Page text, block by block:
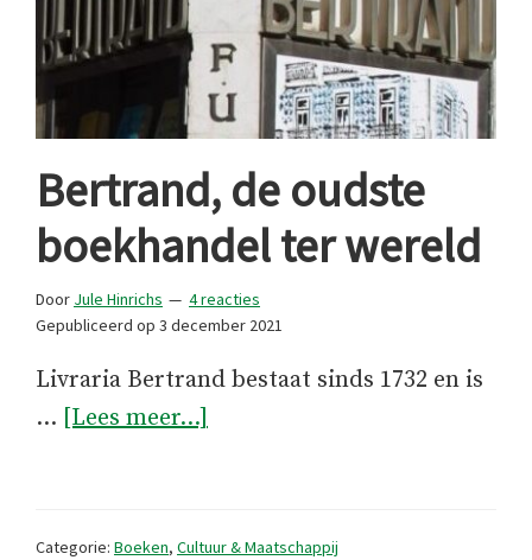
Bertrand, de oudste
boekhandel ter wereld
Door Jule Hinrichs
4 reacties
Gepubliceerd op 3 december 2021
Livraria Bertrand bestaat sinds 1732 en is
… [Lees meer...]
Categorie: Boeken, Cultuur & Maatschappij